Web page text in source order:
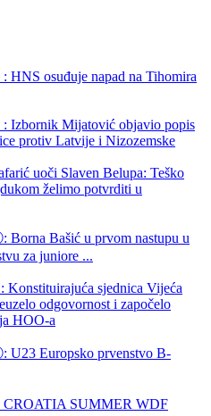
HNS osuđuje napad na Tihomira
: Izbornik Mijatović objavio popis
protiv Latvije i Nizozemske
uoči Slaven Belupa: Teško
želimo potvrditi u
Borna Bašić u prvom nastupu u
za juniore ...
sjednica Vijeća
odgovornost i započelo
HOO-a
U23 Europsko prvenstvo B-
CROATIA SUMMER WDF